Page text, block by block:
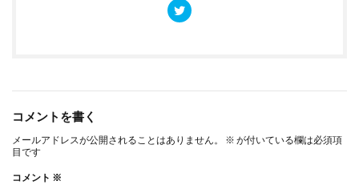
コメントを書く
メールアドレスが公開されることはありません。 ※ が付いている欄は必須項
目です
コメント ※